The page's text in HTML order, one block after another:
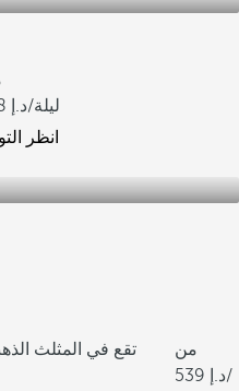
/ليلة
انظر
تقع في المثلث
من
539
/